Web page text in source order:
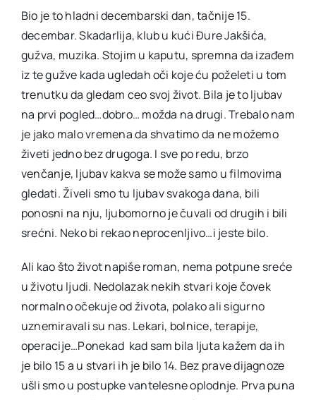
Bio je to hladni decembarski dan, tačnije 15.
decembar. Skadarlija, klub u kući Đure Jakšića,
gužva, muzika. Stojim u kaputu, spremna da izađem
iz te gužve kada ugledah oči koje ću poželeti u tom
trenutku da gledam ceo svoj život. Bila je to ljubav
na prvi pogled…dobro… možda na drugi. Trebalo nam
je jako malo vremena da shvatimo da ne možemo
živeti jedno bez drugoga. I sve po redu, brzo
venčanje, ljubav kakva se može samo u filmovima
gledati. Živeli smo tu ljubav svakoga dana, bili
ponosni na nju, ljubomorno je čuvali od drugih i bili
srećni. Neko bi rekao neprocenljivo…i jeste bilo.
Ali kao što život napiše roman, nema potpune sreće
u životu ljudi. Nedolazak nekih stvari koje čovek
normalno očekuje od života, polako ali sigurno
uznemiravali su nas. Lekari, bolnice, terapije,
operacije…Ponekad kad sam bila ljuta kažem da ih
je bilo 15 a u stvari ih je bilo 14. Bez prave dijagnoze
ušli smo u postupke vantelesne oplodnje. Prva puna